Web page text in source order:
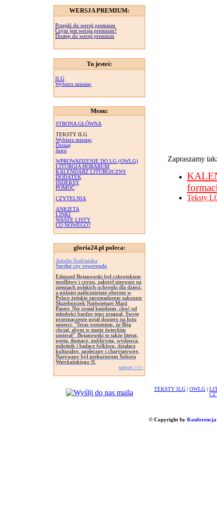
WERSJA PREMIUM:
Przejdź do wersji premium
Czym jest wersja premium?
Dostęp do wersji premium
Tu jesteś:
ILG
Wybierz miesiąc
Menu:
STRONA GŁÓWNA
TEKSTY ILG
Wybierz miesiąc
Dzisiaj
Jutro
WPROWADZENIE DO LG (OWLG)
LITURGIA HORARUM
KALENDARZ LITURGICZNY
DODATEK
INDEKSY
POMOC
CZYTELNIA
ANKIETA
LINKI
WASZE LISTY
CO NOWEGO?
gloria24.pl poleca:
Amelia Szafrańska
Surdut czy rewerenda
Edmund Bojanowski był człowiekiem
modlitwy i czynu, założył pierwsze na
ziemiach polskich ochronki dla dzieci,
a później najliczniejsze obecnie w
Polsce żeńskie zgromadzenie zakonnic
Służebniczek Najświętszej Marii
Panny. Nie został księdzem, choć od
młodości bardzo tego pragnął. Swoje
przeznaczenie pojął dopiero na łożu
smierci: "Teraz rozumiem, że Bóg
chciał, abym w stanie świeckim
umierał". Bojanowski to także literat,
poeta, tłumacz, publicysta, wydawca,
miłośnik i badacz folkloru, działacz
kulturalny, społeczny i charytatywny.
Nazywany był prekursorem Soboru
Watykańskiego II.
więcej >>>
Zapraszamy
Teksty
TEKSTY ILG OWLG
© Copyright by Konferencja